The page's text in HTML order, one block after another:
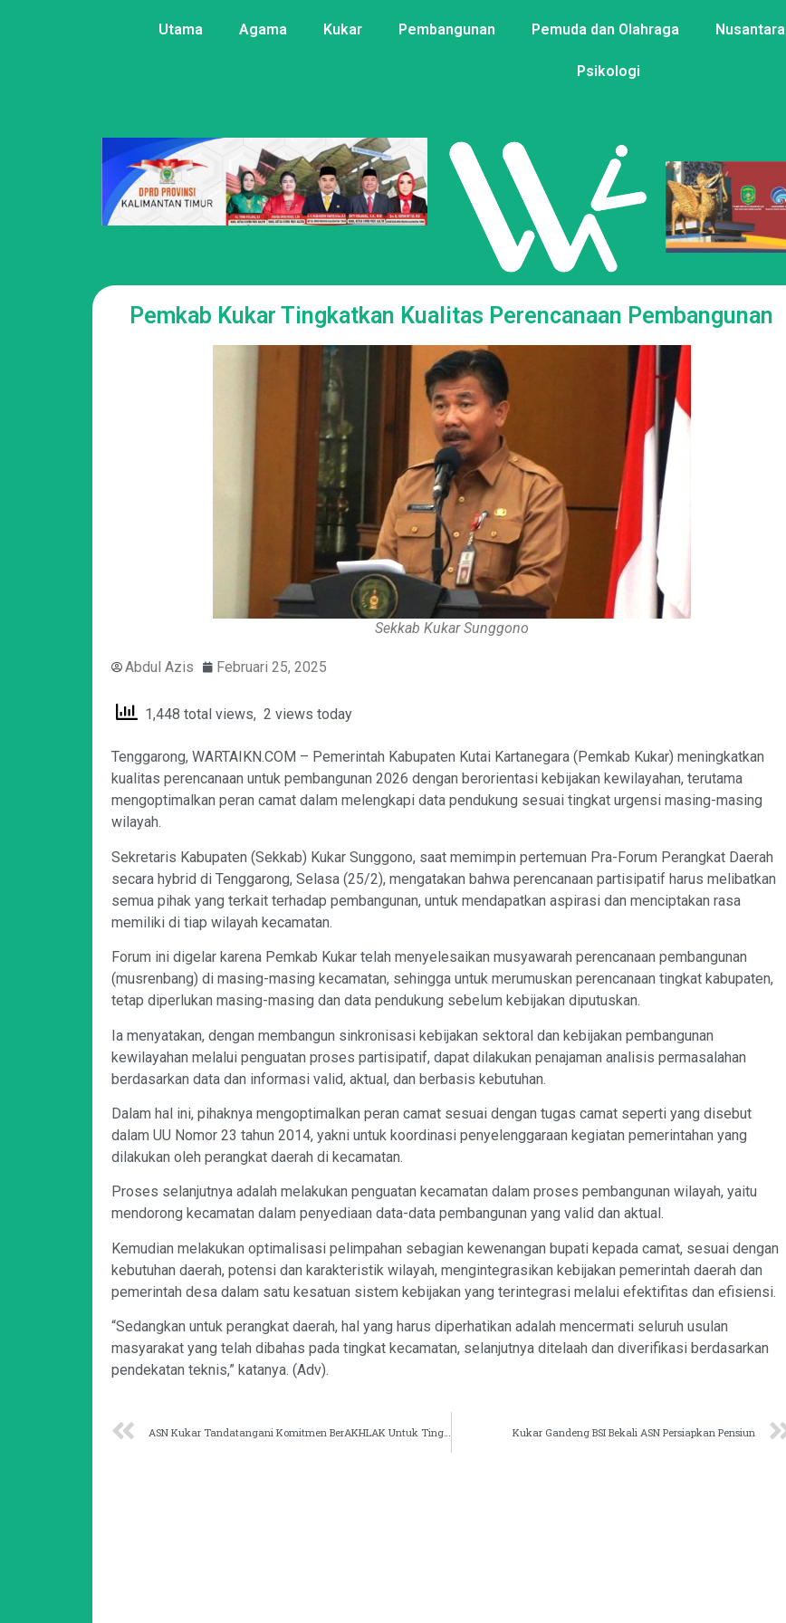
Utama Agama Kukar Pembangunan Pemuda dan Olahraga Nusantara
Psikologi
Pemkab Kukar Tingkatkan Kualitas Perencanaan Pembangunan
Sekkab Kukar Sunggono
Abdul Azis Februari 25, 2025
1,448 total views, 2 views today
Tenggarong, WARTAIKN.COM – Pemerintah Kabupaten Kutai Kartanegara (Pemkab Kukar) meningkatkan
kualitas perencanaan untuk pembangunan 2026 dengan berorientasi kebijakan kewilayahan, terutama
mengoptimalkan peran camat dalam melengkapi data pendukung sesuai tingkat urgensi masing-masing
wilayah.
Sekretaris Kabupaten (Sekkab) Kukar Sunggono, saat memimpin pertemuan Pra-Forum Perangkat Daerah
secara hybrid di Tenggarong, Selasa (25/2), mengatakan bahwa perencanaan partisipatif harus melibatkan
semua pihak yang terkait terhadap pembangunan, untuk mendapatkan aspirasi dan menciptakan rasa
memiliki di tiap wilayah kecamatan.
Forum ini digelar karena Pemkab Kukar telah menyelesaikan musyawarah perencanaan pembangunan
(musrenbang) di masing-masing kecamatan, sehingga untuk merumuskan perencanaan tingkat kabupaten,
tetap diperlukan masing-masing dan data pendukung sebelum kebijakan diputuskan.
Ia menyatakan, dengan membangun sinkronisasi kebijakan sektoral dan kebijakan pembangunan
kewilayahan melalui penguatan proses partisipatif, dapat dilakukan penajaman analisis permasalahan
berdasarkan data dan informasi valid, aktual, dan berbasis kebutuhan.
Dalam hal ini, pihaknya mengoptimalkan peran camat sesuai dengan tugas camat seperti yang disebut
dalam UU Nomor 23 tahun 2014, yakni untuk koordinasi penyelenggaraan kegiatan pemerintahan yang
dilakukan oleh perangkat daerah di kecamatan.
Proses selanjutnya adalah melakukan penguatan kecamatan dalam proses pembangunan wilayah, yaitu
mendorong kecamatan dalam penyediaan data-data pembangunan yang valid dan aktual.
Kemudian melakukan optimalisasi pelimpahan sebagian kewenangan bupati kepada camat, sesuai dengan
kebutuhan daerah, potensi dan karakteristik wilayah, mengintegrasikan kebijakan pemerintah daerah dan
pemerintah desa dalam satu kesatuan sistem kebijakan yang terintegrasi melalui efektifitas dan efisiensi.
“Sedangkan untuk perangkat daerah, hal yang harus diperhatikan adalah mencermati seluruh usulan
masyarakat yang telah dibahas pada tingkat kecamatan, selanjutnya ditelaah dan diverifikasi berdasarkan
pendekatan teknis,” katanya. (Adv).
Kukar Gandeng BSI Bekali ASN Persiapkan Pensiun